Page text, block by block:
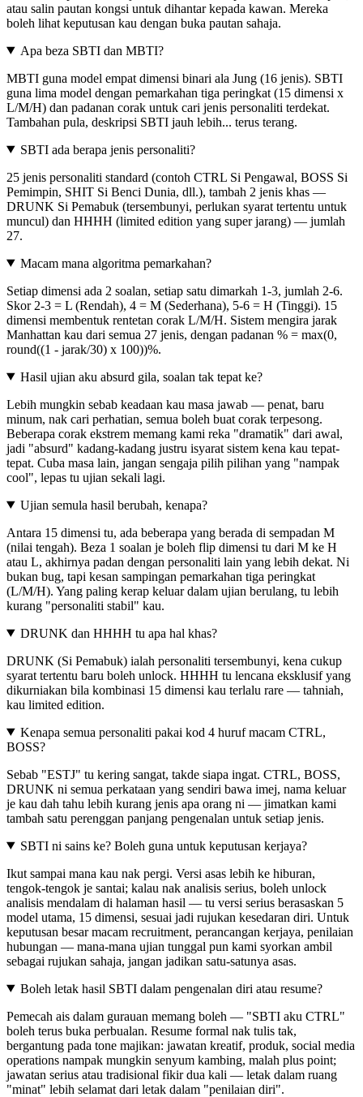
atau salin pautan kongsi untuk dihantar kepada kawan. Mereka
boleh lihat keputusan kau dengan buka pautan sahaja.
Apa beza SBTI dan MBTI?
MBTI guna model empat dimensi binari ala Jung (16 jenis). SBTI
guna lima model dengan pemarkahan tiga peringkat (15 dimensi x
L/M/H) dan padanan corak untuk cari jenis personaliti terdekat.
Tambahan pula, deskripsi SBTI jauh lebih... terus terang.
SBTI ada berapa jenis personaliti?
25 jenis personaliti standard (contoh CTRL Si Pengawal, BOSS Si
Pemimpin, SHIT Si Benci Dunia, dll.), tambah 2 jenis khas —
DRUNK Si Pemabuk (tersembunyi, perlukan syarat tertentu untuk
muncul) dan HHHH (limited edition yang super jarang) — jumlah
27.
Macam mana algoritma pemarkahan?
Setiap dimensi ada 2 soalan, setiap satu dimarkah 1-3, jumlah 2-6.
Skor 2-3 = L (Rendah), 4 = M (Sederhana), 5-6 = H (Tinggi). 15
dimensi membentuk rentetan corak L/M/H. Sistem mengira jarak
Manhattan kau dari semua 27 jenis, dengan padanan % = max(0,
round((1 - jarak/30) x 100))%.
Hasil ujian aku absurd gila, soalan tak tepat ke?
Lebih mungkin sebab keadaan kau masa jawab — penat, baru
minum, nak cari perhatian, semua boleh buat corak terpesong.
Beberapa corak ekstrem memang kami reka "dramatik" dari awal,
jadi "absurd" kadang-kadang justru isyarat sistem kena kau tepat-
tepat. Cuba masa lain, jangan sengaja pilih pilihan yang "nampak
cool", lepas tu ujian sekali lagi.
Ujian semula hasil berubah, kenapa?
Antara 15 dimensi tu, ada beberapa yang berada di sempadan M
(nilai tengah). Beza 1 soalan je boleh flip dimensi tu dari M ke H
atau L, akhirnya padan dengan personaliti lain yang lebih dekat. Ni
bukan bug, tapi kesan sampingan pemarkahan tiga peringkat
(L/M/H). Yang paling kerap keluar dalam ujian berulang, tu lebih
kurang "personaliti stabil" kau.
DRUNK dan HHHH tu apa hal khas?
DRUNK (Si Pemabuk) ialah personaliti tersembunyi, kena cukup
syarat tertentu baru boleh unlock. HHHH tu lencana eksklusif yang
dikurniakan bila kombinasi 15 dimensi kau terlalu rare — tahniah,
kau limited edition.
Kenapa semua personaliti pakai kod 4 huruf macam CTRL,
BOSS?
Sebab "ESTJ" tu kering sangat, takde siapa ingat. CTRL, BOSS,
DRUNK ni semua perkataan yang sendiri bawa imej, nama keluar
je kau dah tahu lebih kurang jenis apa orang ni — jimatkan kami
tambah satu perenggan panjang pengenalan untuk setiap jenis.
SBTI ni sains ke? Boleh guna untuk keputusan kerjaya?
Ikut sampai mana kau nak pergi. Versi asas lebih ke hiburan,
tengok-tengok je santai; kalau nak analisis serius, boleh unlock
analisis mendalam di halaman hasil — tu versi serius berasaskan 5
model utama, 15 dimensi, sesuai jadi rujukan kesedaran diri. Untuk
keputusan besar macam recruitment, perancangan kerjaya, penilaian
hubungan — mana-mana ujian tunggal pun kami syorkan ambil
sebagai rujukan sahaja, jangan jadikan satu-satunya asas.
Boleh letak hasil SBTI dalam pengenalan diri atau resume?
Pemecah ais dalam gurauan memang boleh — "SBTI aku CTRL"
boleh terus buka perbualan. Resume formal nak tulis tak,
bergantung pada tone majikan: jawatan kreatif, produk, social media
operations nampak mungkin senyum kambing, malah plus point;
jawatan serius atau tradisional fikir dua kali — letak dalam ruang
"minat" lebih selamat dari letak dalam "penilaian diri".